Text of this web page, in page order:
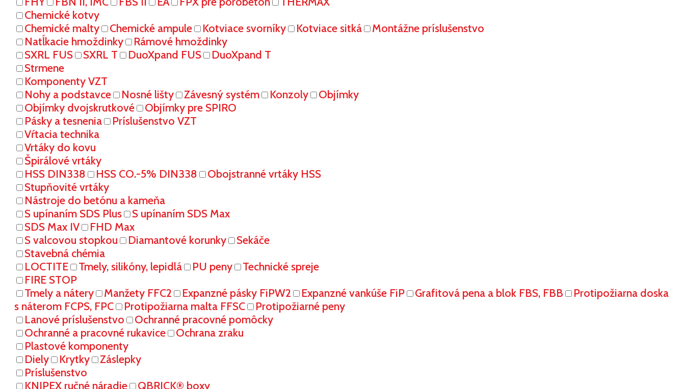
Chemické kotvy
Chemické malty
Chemické ampule Kotviace svorníky Kotviace sitká
Montážne príslušenstvo
Natĺkacie hmoždinky
Rámové hmoždinky
SXRL FUS
SXRL T DuoXpand FUS
DuoXpand T
Strmene
Komponenty VZT
Nohy a podstavce
Nosné lišty Závesný systém Konzoly
Objímky
Objímky dvojskrutkové
Objímky pre SPIRO
Pásky a tesnenia
Príslušenstvo VZT
Vŕtacia technika
Vrtáky do kovu
Špirálové vrtáky
HSS DIN338
HSS CO.-5% DIN338
Obojstranné vrtáky HSS
Stupňovité vrtáky
Nástroje do betónu a kameňa
S upínaním SDS Plus
S upínaním SDS Max
SDS Max IV
FHD Max
S valcovou stopkou
Diamantové korunky
Sekáče
Stavebná chémia
LOCTITE
Tmely, silikóny, lepidlá PU peny
Technické spreje
FIRE STOP
Tmely a nátery
Manžety FFC2 Expanzné pásky FiPW2 Expanzné vankúše FiP Grafitová pena a blok FBS, FBB
Protipožiarna doska
s náterom FCPS, FPC
Protipožiarna malta FFSC
Protipožiarné peny
Lanové príslušenstvo
Ochranné pracovné pomôcky
Ochranné a pracovné rukavice
Ochrana zraku
Plastové komponenty
Diely
Krytky
Záslepky
Príslušenstvo
KNIPEX ručné náradie
QBRICK® boxy